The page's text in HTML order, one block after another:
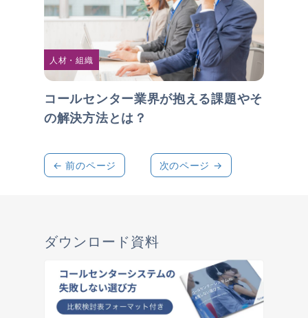
人材・組織
コールセンター業界が抱える課題やそ
の解決方法とは？
← 前のページ 次のページ →
ダウンロード資料